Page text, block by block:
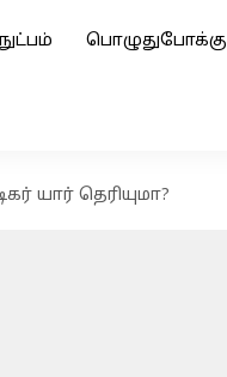
பொழுதுபோக்கு
யார் தெரியுமா?